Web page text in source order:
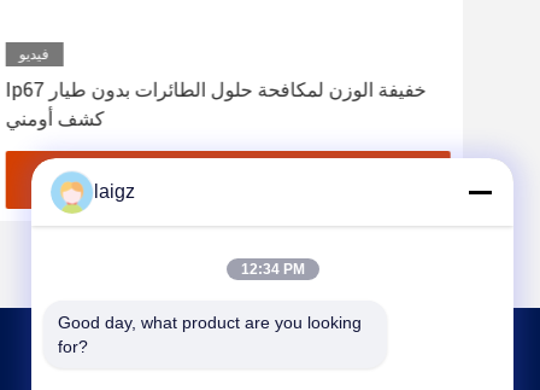
فيديو
Ip67 خفيفة الوزن لمكافحة حلول الطائرات بدون طيار
كشف أومني
احصل على أفضل سعرlaigz
12:34 PM
Good day, what product are you looking
for?